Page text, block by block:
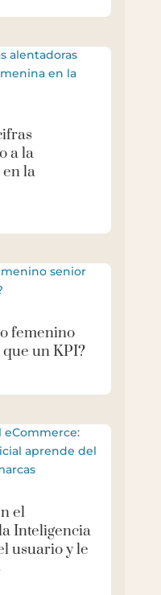
a la
la
femenino
un KPI?
el
Inteligencia
usuario y le